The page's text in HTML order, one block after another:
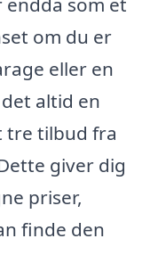
om du er
eller en
altid en
tre tilbud fra
giver dig
priser,
finde den